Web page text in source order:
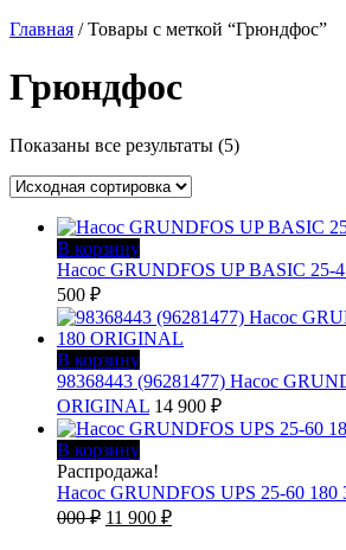
Главная / Товары с меткой “Грюндфос”
Грюндфос
Показаны все результаты (5)
В корзину
Насос GRUNDFOS UP BASIC 25-
500 ₽
В корзину
98368443 (96281477) Насос
ORIGINAL 14 900 ₽
В корзину
Распродажа!
Насос GRUNDFOS UPS 25-60
000₽ Первоначальная
11 900 ₽Текущая